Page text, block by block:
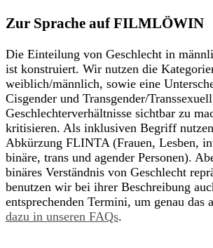
Zur Sprache auf FILMLÖWIN
Die Einteilung von Geschlecht in
ist konstruiert. Wir nutzen die
weiblich/männlich, sowie eine
Cisgender und Transgender/
Geschlechterverhältnisse sichtbar zu
kritisieren. Als inklusiven Begriff
Abkürzung FLINTA (Frauen, Lesben,
binäre, trans und agender Personen).
binäres Verständnis von Geschlecht
benutzen wir bei ihrer Beschreibung
entsprechenden Termini, um genau das
dazu in unseren FAQs.